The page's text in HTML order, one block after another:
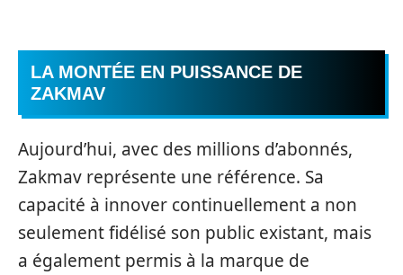
LA MONTÉE EN PUISSANCE DE
ZAKMAV
Aujourd’hui, avec des millions d’abonnés,
Zakmav représente une référence. Sa
capacité à innover continuellement a non
seulement fidélisé son public existant, mais
a également permis à la marque de